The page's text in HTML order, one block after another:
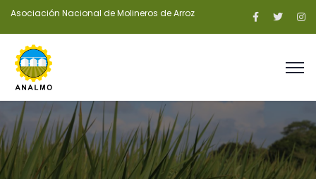
Asociación Nacional de Molineros de Arroz